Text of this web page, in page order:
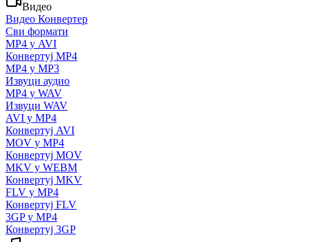
Видео
Видео Конвертер
Сви формати
MP4 у AVI
Конвертуј MP4
MP4 у MP3
Извуци аудио
MP4 у WAV
Извуци WAV
AVI у MP4
Конвертуј AVI
MOV у MP4
Конвертуј MOV
MKV у WEBM
Конвертуј MKV
FLV у MP4
Конвертуј FLV
3GP у MP4
Конвертуј 3GP